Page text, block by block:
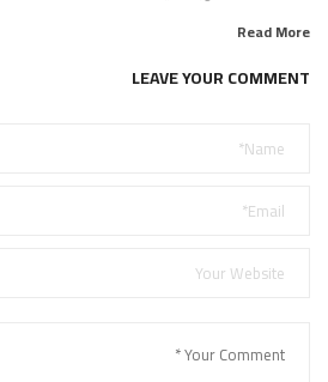
Read More
LEAVE YOUR COMMENT